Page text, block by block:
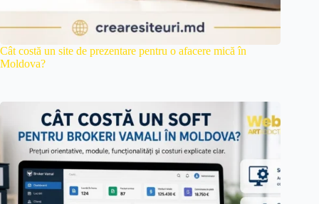
Cât costă un site de prezentare pentru o afacere mică în
Moldova?